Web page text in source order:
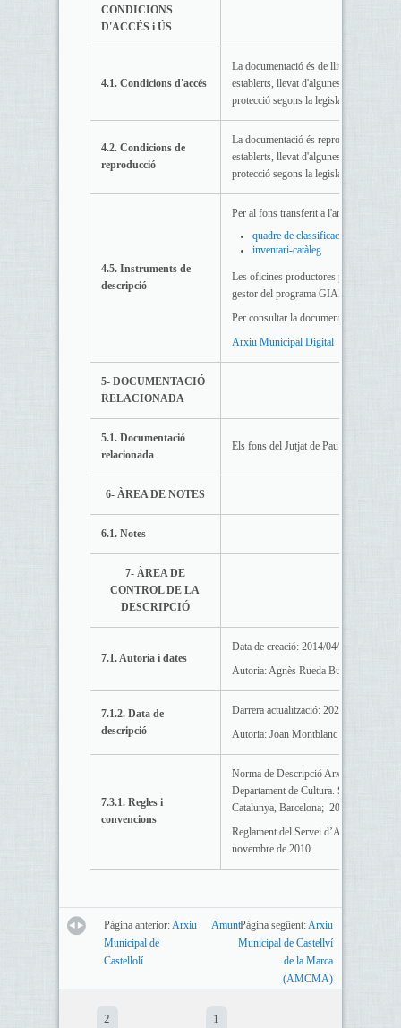
CONDICIONS
D'ACCÉS i ÚS
4.1. Condicions d'accés
La documentació és de lliure accés,
establerts, llevat d'algunes sèries que
protecció segons la legislació vigent.
4.2. Condicions de
reproducció
La documentació és reproduïble,
establerts, llevat d'algunes sèries que
protecció segons la legislació vigent.
4.5. Instruments de
descripció
Per al fons transferit a l'arxiu i
quadre de classificació
inventari-catàleg
Les oficines productores porten el
gestor del programa GIAM
Per consultar la documentació
Arxiu Municipal Digital
5- DOCUMENTACIÓ
RELACIONADA
5.1. Documentació
relacionada
Els fons del Jutjat de Pau completa
6- ÀREA DE NOTES
6.1. Notes
7- ÀREA DE
CONTROL DE LA
DESCRIPCIÓ
7.1. Autoria i dates
Data de creació: 2014/04/02
Autoria: Agnès Rueda Bueno
7.1.2. Data de
descripció
Darrera actualització: 2024/04/19
Autoria: Joan Montblanc Lasaga
7.3.1. Regles i
convencions
Norma de Descripció Arxivística de
Departament de Cultura. Subdirecció
Catalunya, Barcelona; 2006.
Reglament del Servei d’Arxiu
novembre de 2010.
Pàgina anterior:Arxiu
Municipal de
Castellolí
AmuntPàgina següent:Arxiu
Municipal de Castellví
de la Marca
(AMCMA)
2 1